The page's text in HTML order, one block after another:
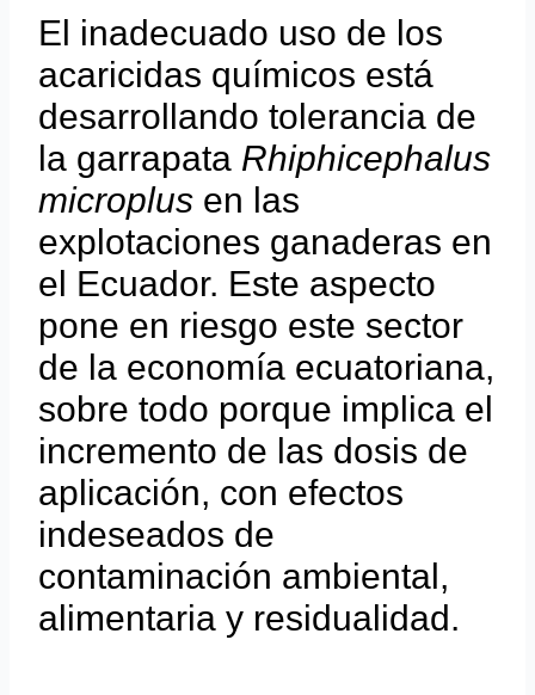
El inadecuado uso de los
acaricidas químicos está
desarrollando tolerancia de
la garrapata Rhiphicephalus
microplus en las
explotaciones ganaderas en
el Ecuador. Este aspecto
pone en riesgo este sector
de la economía ecuatoriana,
sobre todo porque implica el
incremento de las dosis de
aplicación, con efectos
indeseados de
contaminación ambiental,
alimentaria y residualidad.